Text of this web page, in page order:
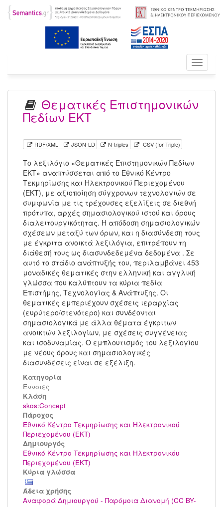
Toggle
Θεματικές Επιστημονικών
Πεδίων ΕΚΤ
RDF/XML JSON-LD N-triples CSV (for Triple)
Το λεξιλόγιο «Θεματικές Επιστημονικών Πεδίων
ΕΚΤ» αναπτύσσεται από το Εθνικό Κέντρο
Τεκμηρίωσης και Ηλεκτρονικού Περιεχομένου
(ΕΚΤ), με αξιοποίηση σύγχρονων τεχνολογιών σε
συμφωνία με τις τρέχουσες εξελίξεις σε διεθνή
πρότυπα, αρχές σημασιολογικού ιστού και όρους
διαλειτουργικότητας. Η απόδοση σημασιολογικών
σχέσεων μεταξύ των όρων, και η διασύνδεση τους
με έγκριτα ανοικτά λεξιλόγια, επιτρέπουν τη
διάθεσή τους ως διασυνδεδεμένα δεδομένα . Σε
αυτό το στάδιο ανάπτυξής του, περιλαμβάνει 453
μοναδικές θεματικές στην ελληνική και αγγλική
γλώσσα που καλύπτουν τα κύρια πεδία
Επιστήμης, Τεχνολογίας & Ανάπτυξης. Οι
θεματικές εμπεριέχουν σχέσεις ιεραρχίας
(ευρύτερο/στενότερο) και συνδέονται
σημασιολογικά με άλλα θέματα έγκριτων
ανοικτών λεξιλογίων, με σχέσεις συγγένειας
και ισοδυναμίας. Ο εμπλουτισμός του λεξιλογίου
με νέους όρους και σημασιολογικές
διασυνδέσεις είναι σε εξέλιξη.
Κατηγορία
Έννοιες
Kλάση
skos:Concept
Πάροχος
Εθνικό Κέντρο Τεκμηρίωσης και Ηλεκτρονικού
Περιεχομένου (ΕΚΤ)
Δημιουργός
Εθνικό Κέντρο Τεκμηρίωσης και Ηλεκτρονικόυ
Περιεχομένου (ΕΚΤ)
Κύρια γλώσσα
Άδεια χρήσης
Αναφορά Δημιουργού - Παρόμοια Διανομή (CC BY-